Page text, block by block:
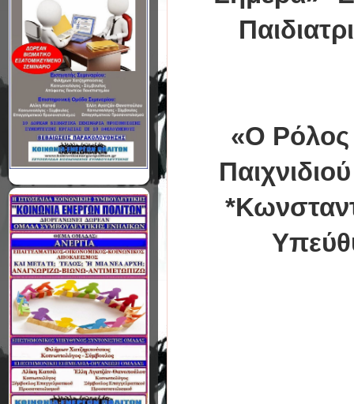
«Ο Ρόλος